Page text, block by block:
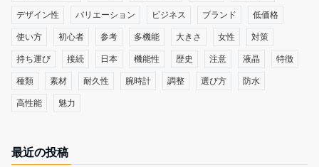
デザイン性 バリエーション ビジネス ブランド 低価格
使い方 初心者 参考 多機能 大きさ 女性 対策
持ち運び 接続 日本 機能性 歴史 注意 液晶 特徴
種類 素材 耐久性 腕時計 調整 選び方 防水
高性能 魅力
最近の投稿